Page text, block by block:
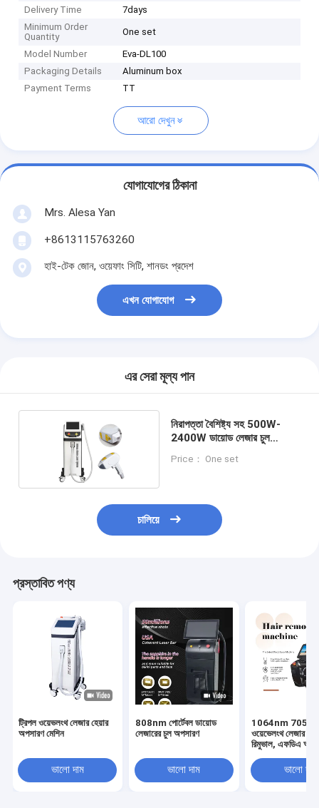
Delivery Time
7days
Minimum Order
Quantity
One set
Model Number
Eva-DL100
Packaging Details
Aluminum box
Payment Terms
TT
আরো দেখুন
যোগাযোগের ঠিকানা
Mrs. Alesa Yan
+8613115763260
হাই-টেক জোন, ওয়েফাং সিটি, শানডং প্রদেশ
এখন যোগাযোগ
এর সেরা মূল্য পান
নিরাপত্তা বৈশিষ্ট্য সহ 500W-
2400W ডায়োড লেজার চুল
Price： One set
চালিয়ে
প্রস্তাবিত পণ্য
ট্রিপল ওয়েভলংথ লেজার হেয়ার
অপসারণ মেশিন
ভালো দাম
808nm পোর্টেবল ডায়োড
লেজারের চুল অপসারণ
ভালো দাম
1064nm 705nm
ওয়েভেলংথ লেজার
রিমুভাল, এফডিএ
ভালো দাম